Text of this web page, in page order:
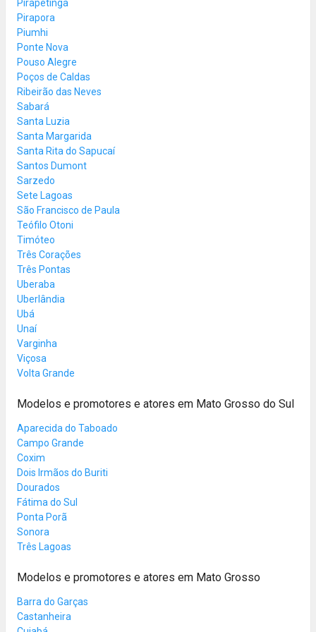
Pirapetinga
Pirapora
Piumhi
Ponte Nova
Pouso Alegre
Poços de Caldas
Ribeirão das Neves
Sabará
Santa Luzia
Santa Margarida
Santa Rita do Sapucaí
Santos Dumont
Sarzedo
Sete Lagoas
São Francisco de Paula
Teófilo Otoni
Timóteo
Três Corações
Três Pontas
Uberaba
Uberlândia
Ubá
Unaí
Varginha
Viçosa
Volta Grande
Modelos e promotores e atores em Mato Grosso do Sul
Aparecida do Taboado
Campo Grande
Coxim
Dois Irmãos do Buriti
Dourados
Fátima do Sul
Ponta Porã
Sonora
Três Lagoas
Modelos e promotores e atores em Mato Grosso
Barra do Garças
Castanheira